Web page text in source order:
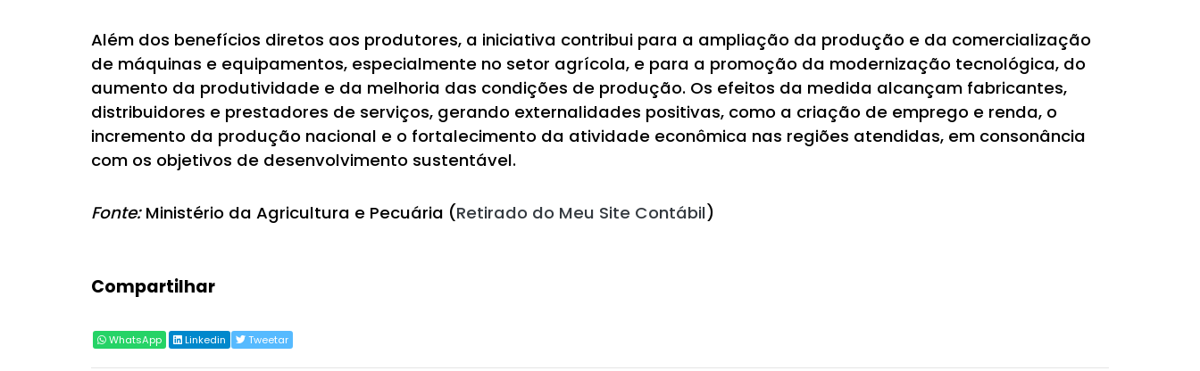
Além dos benefícios diretos aos produtores, a iniciativa contribui para a ampliação da produção e da comercialização
de máquinas e equipamentos, especialmente no setor agrícola, e para a promoção da modernização tecnológica, do
aumento da produtividade e da melhoria das condições de produção. Os efeitos da medida alcançam fabricantes,
distribuidores e prestadores de serviços, gerando externalidades positivas, como a criação de emprego e renda, o
incremento da produção nacional e o fortalecimento da atividade econômica nas regiões atendidas, em consonância
com os objetivos de desenvolvimento sustentável.
Fonte:Ministério da Agricultura e Pecuária (Retirado do Meu Site Contábil)
Compartilhar
WhatsApp Linkedin Tweetar